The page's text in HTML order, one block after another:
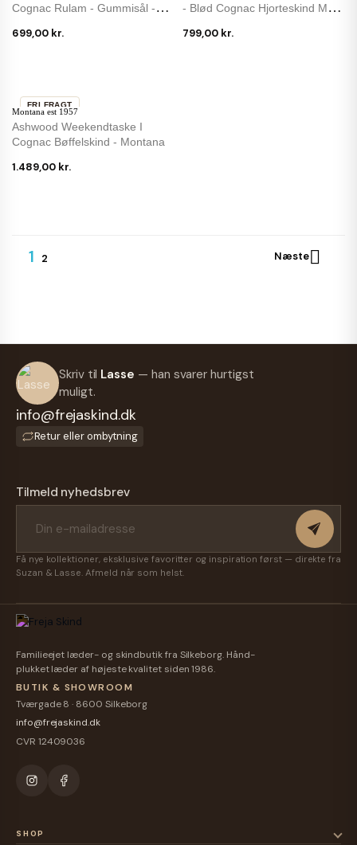
Cognac Rulam - Gummisål -
699,00 kr.
- Blød Cognac Hjorteskind Med
799,00 kr.
Montana est 1957
Ashwood Weekendtaske I
Cognac Bøffelskind - Montana
1.489,00 kr.
FRI FRAGT
1 2 Næste
Skriv til Lasse — han svarer hurtigst
muligt.
info@frejaskind.dk
Retur eller ombytning
Tilmeld nyhedsbrev
Få nye kollektioner, eksklusive favoritter og inspiration først — direkte fra
Suzan & Lasse. Afmeld når som helst.
Familieejet læder- og skindbutik fra Silkeborg. Hånd-
plukket læder af højeste kvalitet siden 1986.
BUTIK & SHOWROOM
Tværgade 8 · 8600 Silkeborg
info@frejaskind.dk
CVR 12409036
SHOP